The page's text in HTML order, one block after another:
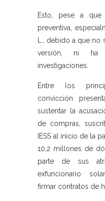
Esto, pese a que
preventiva,
L., debido a que no
versión, ni ha
investigaciones.
Entre los
convicción
sustentar la
de compras,
IESS al inicio de la
10,2 millones de
parte de sus
exfuncionario
firmar contratos de